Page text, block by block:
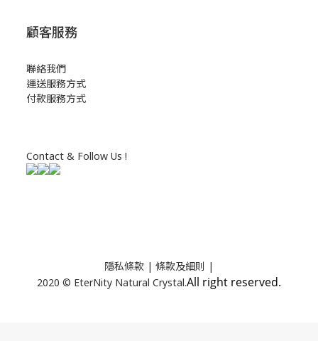
顧客服務
聯絡我們
運送服務方式
付款服務方式
Contact & Follow Us !
隱私條款 | 條款及細則 |
2020 © EterNity Natural Crystal.All right reserved.